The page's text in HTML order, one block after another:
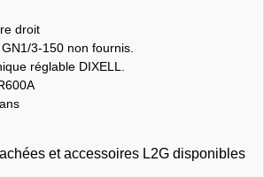
droit
3-150 non fournis.
réglable DIXELL.
et accessoires L2G disponibles